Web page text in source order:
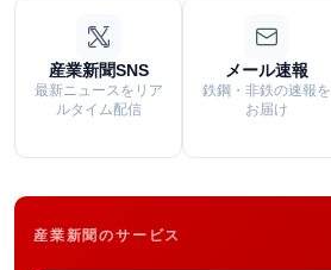
産業新聞SNS
最新ニュースをリア
ルタイム配信
メール速報
鉄鋼・非鉄の速報を
お届け
産業新聞のサービス